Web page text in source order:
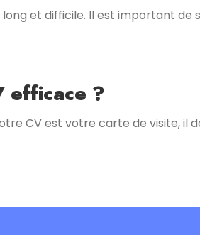
et difficile. Il est important
efficace ?
CV est votre carte de visite, il